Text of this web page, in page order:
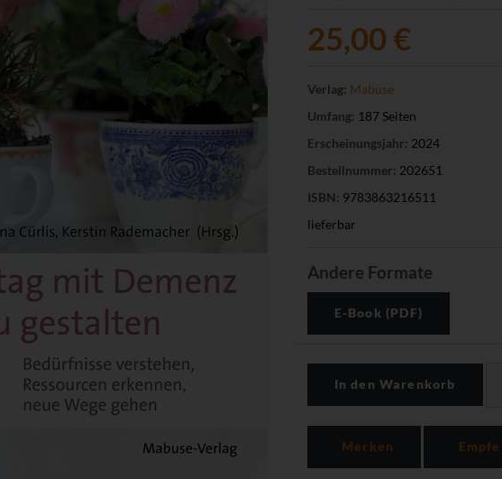
25,00 €
Verlag: Mabuse
Umfang: 187 Seiten
Erscheinungsjahr: 2024
Bestellnummer: 202651
ISBN: 9783863216511
lieferbar
Andere Formate
E-Book (PDF)
In den Warenkorb
Merken